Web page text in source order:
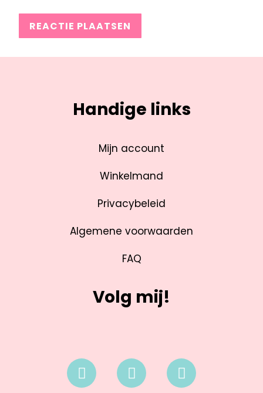
Handige links
Mijn account
Winkelmand
Privacybeleid
Algemene voorwaarden
FAQ
Volg mij!